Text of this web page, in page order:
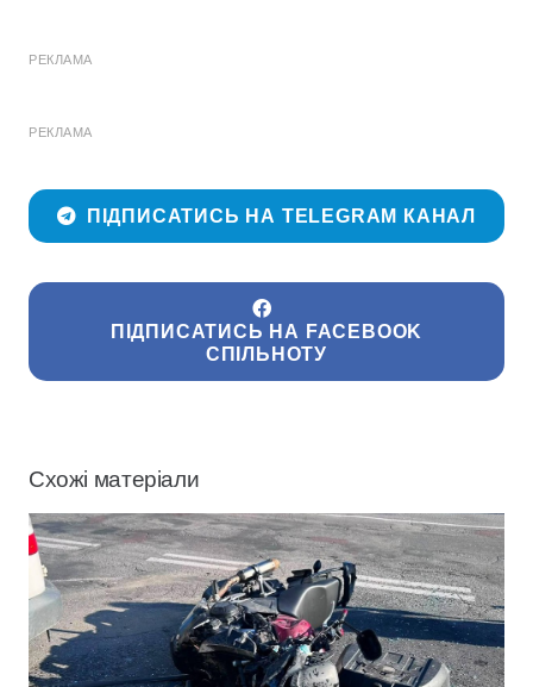
РЕКЛАМА
РЕКЛАМА
ПІДПИСАТИСЬ НА TELEGRAM КАНАЛ
ПІДПИСАТИСЬ НА FACEBOOK
СПІЛЬНОТУ
Схожі матеріали